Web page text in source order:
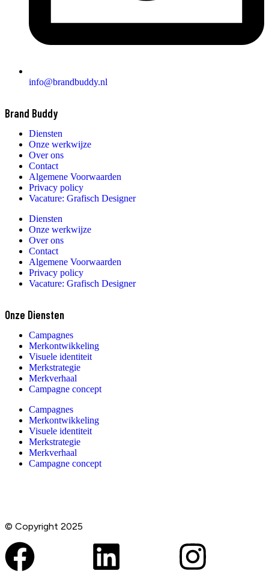
info@brandbuddy.nl
Brand Buddy
Diensten
Onze werkwijze
Over ons
Contact
Algemene Voorwaarden
Privacy policy
Vacature: Grafisch Designer
Diensten
Onze werkwijze
Over ons
Contact
Algemene Voorwaarden
Privacy policy
Vacature: Grafisch Designer
Onze Diensten
Campagnes
Merkontwikkeling
Visuele identiteit
Merkstrategie
Merkverhaal
Campagne concept
Campagnes
Merkontwikkeling
Visuele identiteit
Merkstrategie
Merkverhaal
Campagne concept
© Copyright 2025